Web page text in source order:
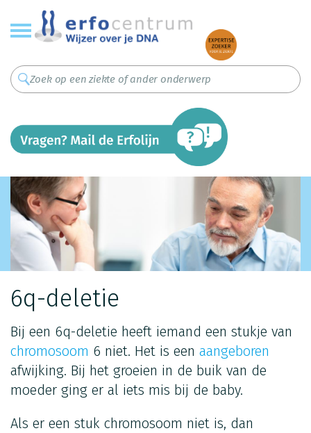
Overslaan
en
naar
inhoud
gaan
6q-deletie
Bij een 6q-deletie heeft iemand een stukje van
chromosoom 6 niet. Het is een aangeboren
afwijking. Bij het groeien in de buik van de
moeder ging er al iets mis bij de baby.
Als er een stuk chromosoom niet is, dan